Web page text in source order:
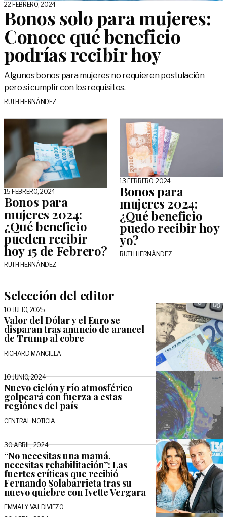
22 FEBRERO, 2024
Bonos solo para mujeres:
Conoce qué beneficio
podrías recibir hoy
Algunos bonos para mujeres no requieren postulación
pero si cumplir con los requisitos.
RUTH HERNÁNDEZ
15 FEBRERO, 2024
Bonos para
mujeres 2024:
¿Qué beneficio
pueden recibir
hoy 15 de Febrero?
RUTH HERNÁNDEZ
13 FEBRERO, 2024
Bonos para
mujeres 2024:
¿Qué beneficio
puedo recibir hoy
yo?
RUTH HERNÁNDEZ
Selección del editor
10 JULIO, 2025
Valor del Dólar y el Euro se
disparan tras anuncio de arancel
de Trump al cobre
RICHARD MANCILLA
10 JUNIO, 2024
Nuevo ciclón y río atmosférico
golpeará con fuerza a estas
regiónes del país
CENTRAL NOTICIA
30 ABRIL, 2024
“No necesitas una mamá,
necesitas rehabilitación”: Las
fuertes críticas que recibió
Fernando Solabarrieta tras su
nuevo quiebre con Ivette Vergara
EMMALY VALDIVIEZO